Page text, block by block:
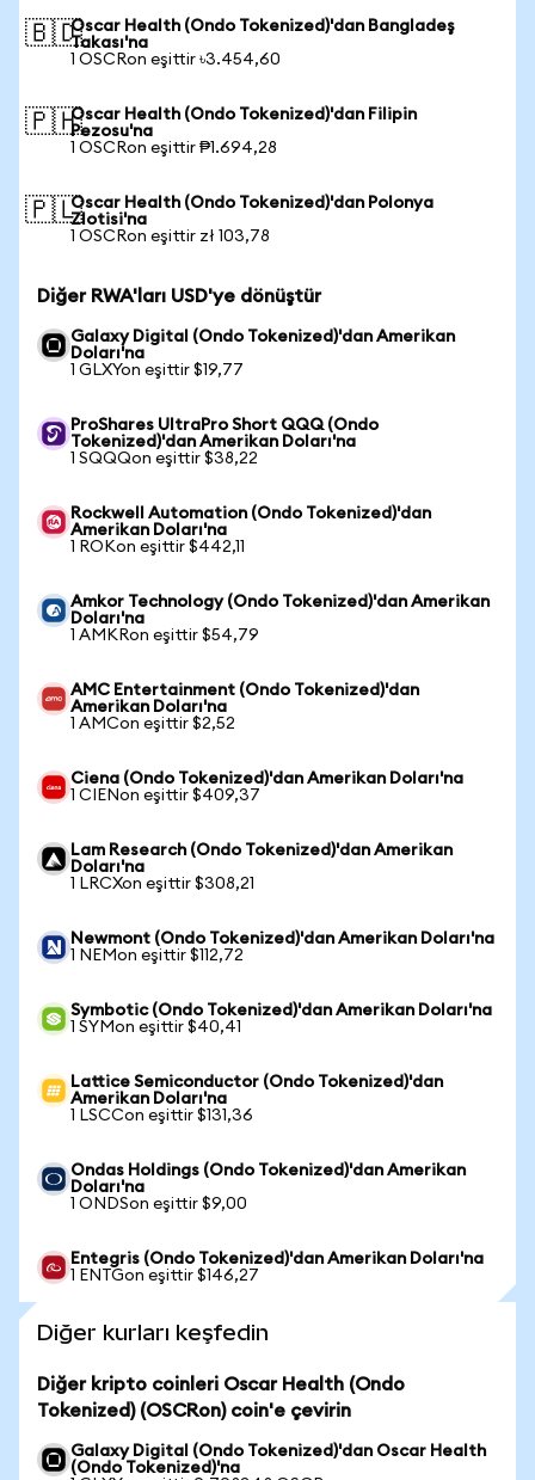
🇧🇩Oscar Health (Ondo Tokenized)'dan Bangladeş
Takası'na
1 OSCRon eşittir ৳3.454,60
🇵🇭Oscar Health (Ondo Tokenized)'dan Filipin
Pezosu'na
1 OSCRon eşittir ₱1.694,28
🇵🇱Oscar Health (Ondo Tokenized)'dan Polonya
Zlotisi'na
1 OSCRon eşittir zł 103,78
Diğer RWA'ları USD'ye dönüştür
Galaxy Digital (Ondo Tokenized)'dan Amerikan
Doları'na
1 GLXYon eşittir $19,77
ProShares UltraPro Short QQQ (Ondo
Tokenized)'dan Amerikan Doları'na
1 SQQQon eşittir $38,22
Rockwell Automation (Ondo Tokenized)'dan
Amerikan Doları'na
1 ROKon eşittir $442,11
Amkor Technology (Ondo Tokenized)'dan Amerikan
Doları'na
1 AMKRon eşittir $54,79
AMC Entertainment (Ondo Tokenized)'dan
Amerikan Doları'na
1 AMCon eşittir $2,52
Ciena (Ondo Tokenized)'dan Amerikan Doları'na
1 CIENon eşittir $409,37
Lam Research (Ondo Tokenized)'dan Amerikan
Doları'na
1 LRCXon eşittir $308,21
Newmont (Ondo Tokenized)'dan Amerikan Doları'na
1 NEMon eşittir $112,72
Symbotic (Ondo Tokenized)'dan Amerikan Doları'na
1 SYMon eşittir $40,41
Lattice Semiconductor (Ondo Tokenized)'dan
Amerikan Doları'na
1 LSCCon eşittir $131,36
Ondas Holdings (Ondo Tokenized)'dan Amerikan
Doları'na
1 ONDSon eşittir $9,00
Entegris (Ondo Tokenized)'dan Amerikan Doları'na
1 ENTGon eşittir $146,27
Diğer kurları keşfedin
Diğer kripto coinleri Oscar Health (Ondo
Tokenized) (OSCRon) coin'e çevirin
Galaxy Digital (Ondo Tokenized)'dan Oscar Health
(Ondo Tokenized)'na